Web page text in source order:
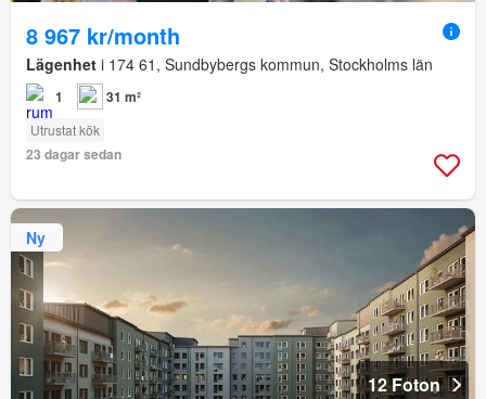
8 967 kr/month
Lägenhet i 174 61, Sundbybergs kommun, Stockholms län
1 31 m²
Utrustat kök
23 dagar sedan
Ny
12 Foton